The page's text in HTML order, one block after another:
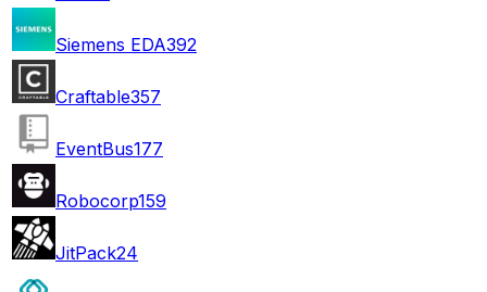
Siemens EDA392
Craftable357
EventBus177
Robocorp159
JitPack24